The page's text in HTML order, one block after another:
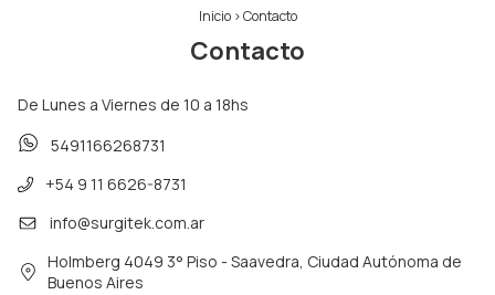
Inicio >Contacto
Contacto
De Lunes a Viernes de 10 a 18hs
5491166268731
+54 9 11 6626-8731
info@surgitek.com.ar
Holmberg 4049 3° Piso - Saavedra, Ciudad Autónoma de
Buenos Aires